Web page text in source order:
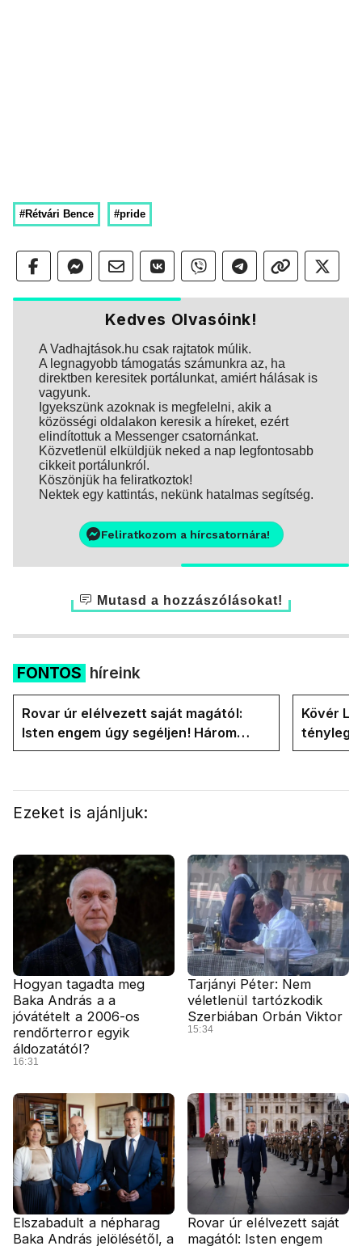
#Rétvári Bence #pride
Kedves Olvasóink!
A Vadhajtások.hu csak rajtatok múlik.
A legnagyobb támogatás számunkra az, ha
direktben keresitek portálunkat, amiért hálásak is
vagyunk.
Igyekszünk azoknak is megfelelni, akik a
közösségi oldalakon keresik a híreket, ezért
elindítottuk a Messenger csatornánkat.
Közvetlenül elküldjük neked a nap legfontosabb
cikkeit portálunkról.
Köszönjük ha feliratkoztok!
Nektek egy kattintás, nekünk hatalmas segítség.
Feliratkozom a hírcsatornára!
Mutasd a hozzászólásokat!
FONTOS híreink
Rovar úr elélvezett saját magától:
Isten engem úgy segéljen! Három
hónapja vagyok miniszterelnök....
Kövér
tényleg
Ezeket is ajánljuk:
Hogyan tagadta meg
Baka András a a
jóvátételt a 2006-os
rendőrterror egyik
áldozatától?
16:31
Tarjányi Péter: Nem
véletlenül tartózkodik
Szerbiában Orbán Viktor
15:34
Elszabadult a népharag
Baka András jelölésétől, a
Rovar úr elélvezett saját
magától: Isten engem